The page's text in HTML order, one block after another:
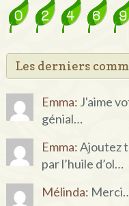
Les derniers
Emma: J'aime
génial…
Emma:Ajoutez
par l’huile d’ol…
Mélinda: